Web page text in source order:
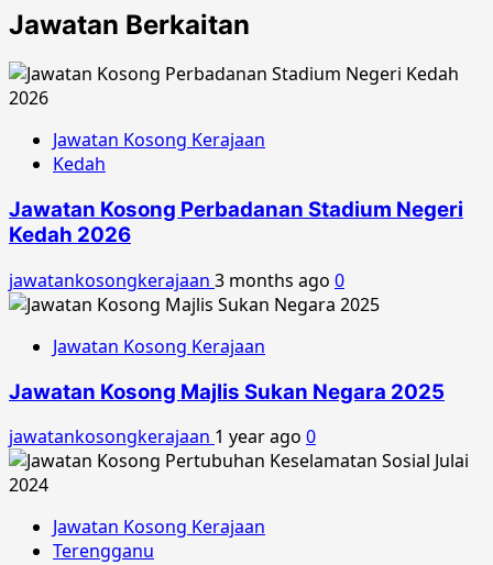
Jawatan Berkaitan
Jawatan Kosong Kerajaan
Kedah
Jawatan Kosong Perbadanan Stadium Negeri
Kedah 2026
jawatankosongkerajaan 3 months ago 0
Jawatan Kosong Kerajaan
Jawatan Kosong Majlis Sukan Negara 2025
jawatankosongkerajaan 1 year ago 0
Jawatan Kosong Kerajaan
Terengganu